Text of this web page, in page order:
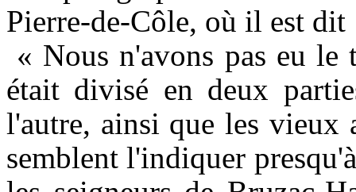
Pierre-de-Côle, où il est dit
« Nous n'avons pas eu le
était divisé en deux
l'autre, ainsi que les vieux
semblent l'indiquer